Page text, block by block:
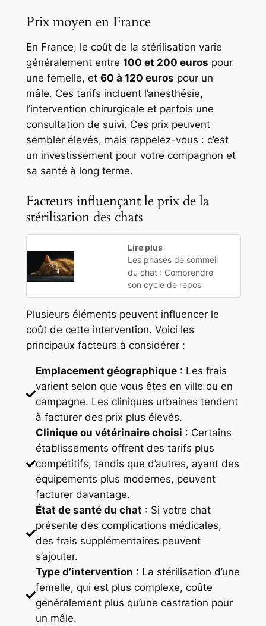
Prix moyen en France
En France, le coût de la stérilisation varie
généralement entre 100 et 200 euros pour
une femelle, et 60 à 120 euros pour un
mâle. Ces tarifs incluent l’anesthésie,
l’intervention chirurgicale et parfois une
consultation de suivi. Ces prix peuvent
sembler élevés, mais rappelez-vous : c’est
un investissement pour votre compagnon et
sa santé à long terme.
Facteurs influençant le prix de la
stérilisation des chats
Lire plus
Les phases de sommeil
du chat : Comprendre
son cycle de repos
Plusieurs éléments peuvent influencer le
coût de cette intervention. Voici les
principaux facteurs à considérer :
Emplacement géographique: Les frais
varient selon que vous êtes en ville ou en
campagne. Les cliniques urbaines tendent
à facturer des prix plus élevés.
Clinique ou vétérinaire choisi : Certains
établissements offrent des tarifs plus
compétitifs, tandis que d’autres, ayant des
équipements plus modernes, peuvent
facturer davantage.
État de santé du chat : Si votre chat
présente des complications médicales,
des frais supplémentaires peuvent
s’ajouter.
Type d’intervention : La stérilisation d’une
femelle, qui est plus complexe, coûte
généralement plus qu’une castration pour
un mâle.